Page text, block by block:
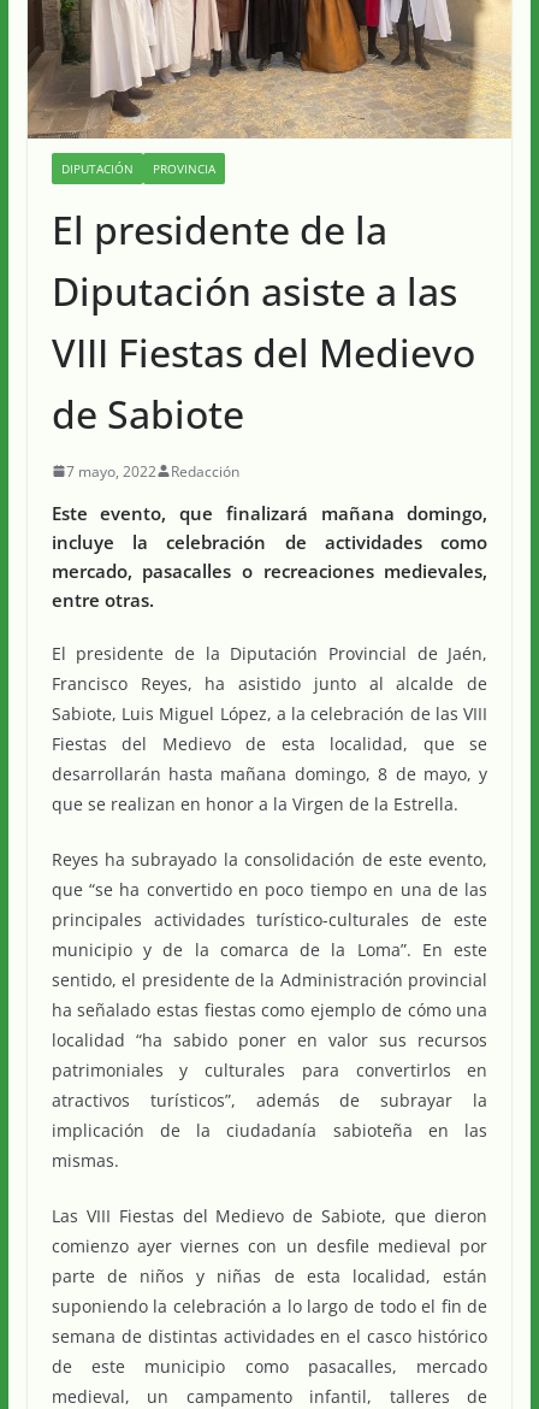
DIPUTACIÓN PROVINCIA
El presidente de la
Diputación asiste a las
VIII Fiestas del Medievo
de Sabiote
7 mayo, 2022 Redacción
Este evento, que finalizará mañana domingo,
incluye la celebración de actividades como
mercado, pasacalles o recreaciones medievales,
entre otras.
El presidente de la Diputación Provincial de Jaén,
Francisco Reyes, ha asistido junto al alcalde de
Sabiote, Luis Miguel López, a la celebración de las VIII
Fiestas del Medievo de esta localidad, que se
desarrollarán hasta mañana domingo, 8 de mayo, y
que se realizan en honor a la Virgen de la Estrella.
Reyes ha subrayado la consolidación de este evento,
que “se ha convertido en poco tiempo en una de las
principales actividades turístico-culturales de este
municipio y de la comarca de la Loma”. En este
sentido, el presidente de la Administración provincial
ha señalado estas fiestas como ejemplo de cómo una
localidad “ha sabido poner en valor sus recursos
patrimoniales y culturales para convertirlos en
atractivos turísticos”, además de subrayar la
implicación de la ciudadanía sabioteña en las
mismas.
Las VIII Fiestas del Medievo de Sabiote, que dieron
comienzo ayer viernes con un desfile medieval por
parte de niños y niñas de esta localidad, están
suponiendo la celebración a lo largo de todo el fin de
semana de distintas actividades en el casco histórico
de este municipio como pasacalles, mercado
medieval, un campamento infantil, talleres de